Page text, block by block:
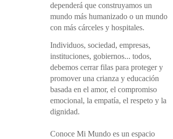
dependerá que construyamos un
mundo más humanizado o un mundo
con más cárceles y hospitales.
Individuos, sociedad, empresas,
instituciones, gobiernos... todos,
debemos cerrar filas para proteger y
promover una crianza y educación
basada en el amor, el compromiso
emocional, la empatía, el respeto y la
dignidad.
Conoce Mi Mundo es un espacio